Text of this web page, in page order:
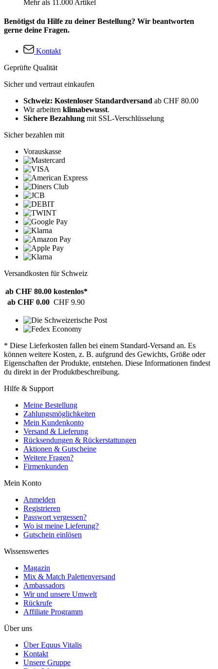
Mehr als 11.000 Artikel
Benötigst du Hilfe zu deiner Bestellung? Wir beantworten
gerne deine Fragen.
Kontakt
Geprüfte Qualität
Sicher und vertraut einkaufen
Schweiz: Kostenloser Standardversand ab CHF 80.00
Wir arbeiten klimabewusst.
Sichere Bezahlung mit SSL-Verschlüsselung
Sicher bezahlen mit
Vorauskasse
Versandkosten für Schweiz
ab CHF 80.00 kostenlos*
ab CHF 0.00 CHF 9.90
* Diese Lieferkosten fallen bei einem Standard-Versand an. Es
können weitere Kosten, z. B. aufgrund des Gewichts, Größe oder
Eigenschaften der Produkte, entstehen. Diese Informationen findest
du direkt in der Produktbeschreibung.
Hilfe & Support
Meine Bestellung
Zahlungsmöglichkeiten
Mein Kundenkonto
Versand & Lieferung
Rücksendungen & Rückerstattungen
Aktionen & Gutscheine
Weitere Fragen?
Firmenkunden
Mein Konto
Anmelden
Registrieren
Passwort vergessen?
Wo ist meine Lieferung?
Gutschein einlösen
Wissenswertes
Magazin
Mix & Match Palettenversand
Ambassadors
Wir und unsere Umwelt
Rückrufe
Affiliate Programm
Über uns
Über Equus Vitalis
Kontakt
Unsere Gruppe